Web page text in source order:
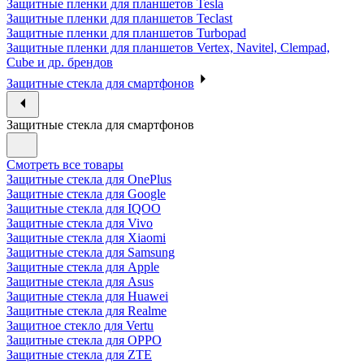
Защитные пленки для планшетов Tesla
Защитные пленки для планшетов Teclast
Защитные пленки для планшетов Turbopad
Защитные пленки для планшетов Vertex, Navitel, Clempad,
Cube и др. брендов
Защитные стекла для смартфонов
Защитные стекла для смартфонов
Смотреть все товары
Защитные стекла для OnePlus
Защитные стекла для Google
Защитные стекла для IQOO
Защитные стекла для Vivo
Защитные стекла для Xiaomi
Защитные стекла для Samsung
Защитные стекла для Apple
Защитные стекла для Asus
Защитные стекла для Huawei
Защитные стекла для Realme
Защитное стекло для Vertu
Защитные стекла для OPPO
Защитные стекла для ZTE